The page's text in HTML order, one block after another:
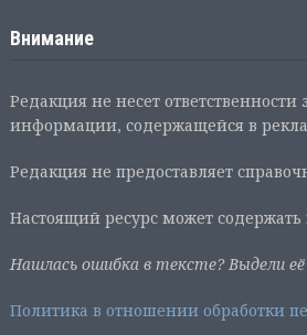
Внимание
Редакция не несет ответственности
информации, содержащейся в
Редакция не предоставляет
Настоящий ресурс может
Нашлась ошибка в тексте? Выдели
Политика в отношении обработки